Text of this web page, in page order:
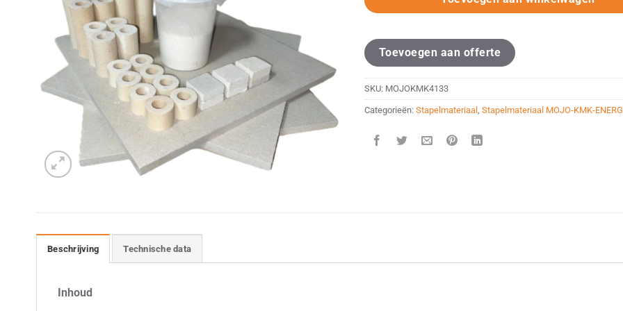
Toevoegen aan offerte
SKU: MOJOKMK4133
Categorieën: Stapelmateriaal Stapelmateriaal MOJO-KMK-
Beschrijving Technische data
Inhoud